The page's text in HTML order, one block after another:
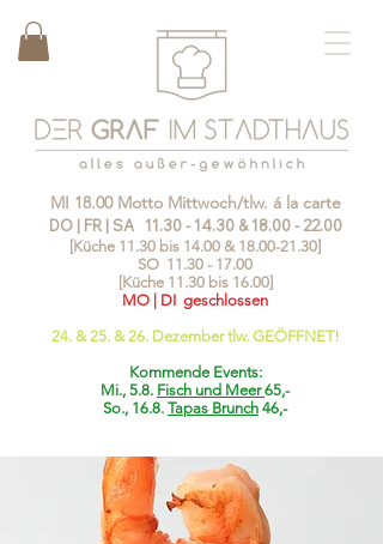
MI 18.00 Motto Mittwoch/tlw. á la carte
DO | FR | SA 11.30 - 14.30&18.00 - 22.00
[Küche 11.30 bis 14.00 & 18.00-21.30]
SO 11.30 - 17.00
[Küche 11.30 bis 16.00]
MO | DI geschlossen
24. & 25. & 26. Dezember tlw. GEÖFFNET!
Kommende Events:
Mi., 5.8. Fisch und Meer65,-
So., 16.8. Tapas Brunch 46,-